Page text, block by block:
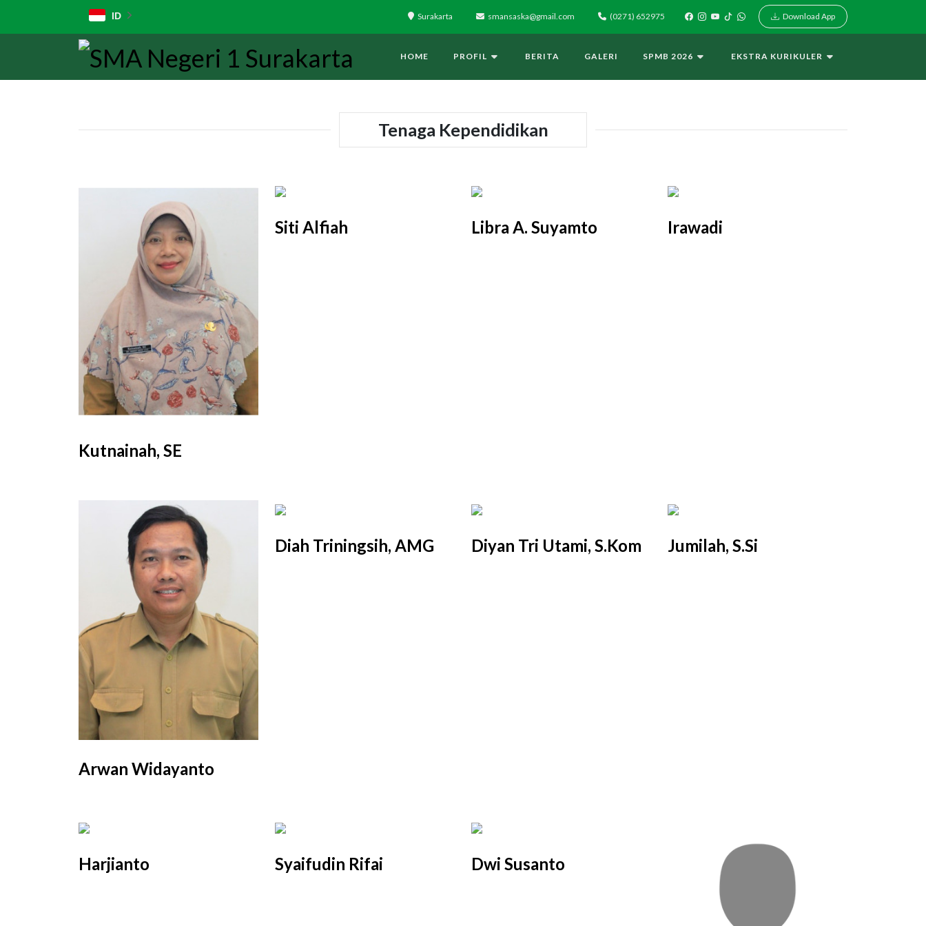
ID Surakarta smansaska@gmail.com (0271) 652975 Download App
HOME PROFIL BERITA GALERI SPMB 2026 EKSTRA KURIKULER
Tenaga Kependidikan
Kutnainah, SE
Siti Alfiah Libra A. Suyamto Irawadi
Arwan Widayanto
Diah Triningsih, AMG Diyan Tri Utami, S.Kom Jumilah, S.Si
Harjianto Syaifudin Rifai Dwi Susanto